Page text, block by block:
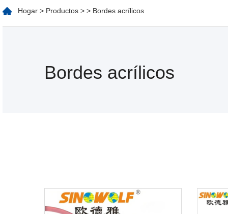
Hogar > Productos > > Bordes acrílicos
Bordes acrílicos